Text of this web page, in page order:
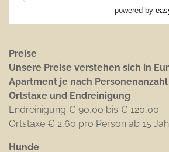
Preise
Unsere Preise verstehen sich in
Apartment je nach
Ortstaxe und Endreinigung
Endreinigung € 90,00 bis € 120,00
Ortstaxe € 2,60 pro Person ab 15
Hunde